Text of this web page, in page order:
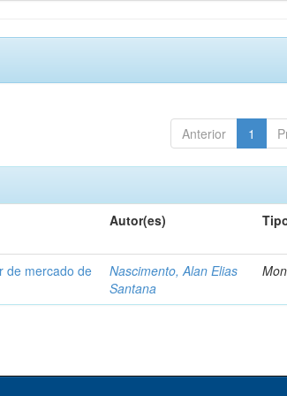
Anterior 1
Autor(es)
de mercado de
Nascimento, Alan Elias
Santana